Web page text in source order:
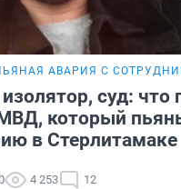
АВАРИЯ С
суд: что
который
в Стерлитамаке
4 253 12